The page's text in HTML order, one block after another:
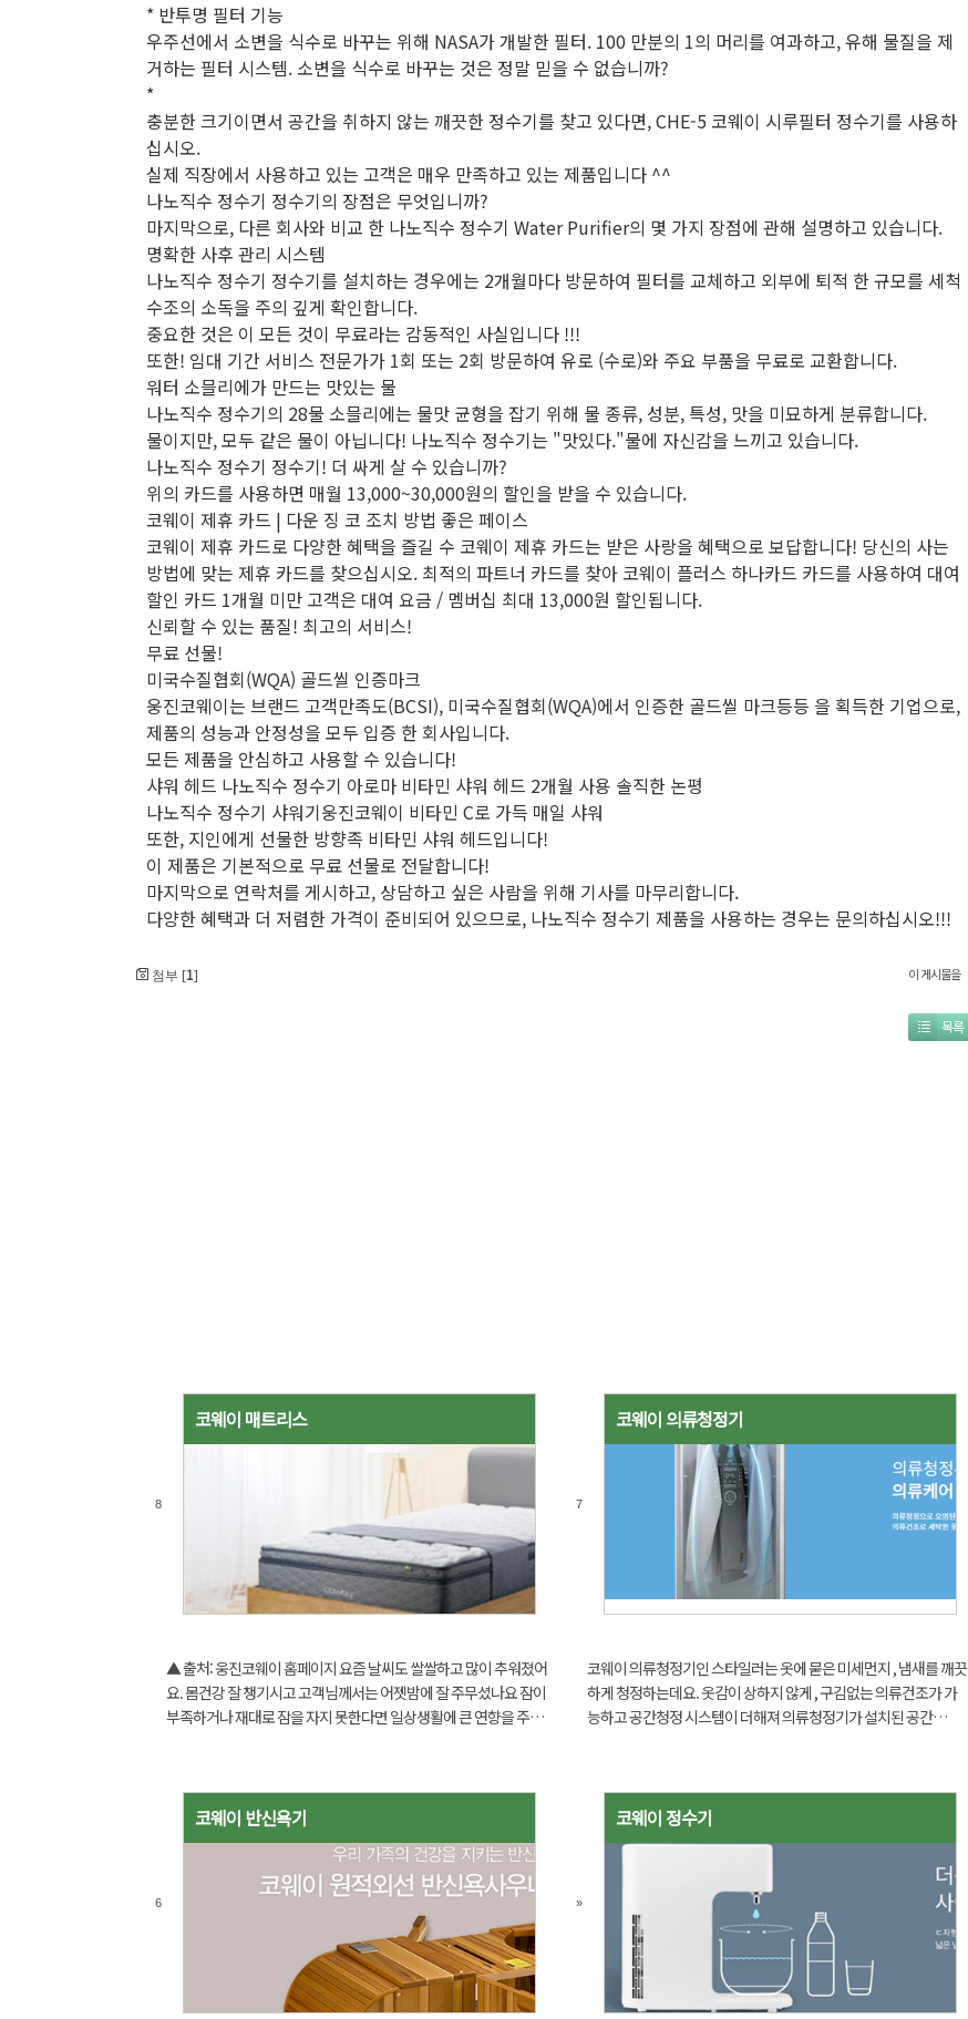
* 반투명 필터 기능
우주선에서 소변을 식수로 바꾸는 위해 NASA가 개발한 필터. 100 만분의 1의 머리를 여과하고, 유해 물질을 제
거하는 필터 시스템. 소변을 식수로 바꾸는 것은 정말 믿을 수 없습니까?
*
충분한 크기이면서 공간을 취하지 않는 깨끗한 정수기를 찾고 있다면, CHE-5 코웨이 시루필터 정수기를 사용하
십시오.
실제 직장에서 사용하고 있는 고객은 매우 만족하고 있는 제품입니다 ^^
나노직수 정수기 정수기의 장점은 무엇입니까?
마지막으로, 다른 회사와 비교 한 나노직수 정수기 Water Purifier의 몇 가지 장점에 관해 설명하고 있습니다.
명확한 사후 관리 시스템
나노직수 정수기 정수기를 설치하는 경우에는 2개월마다 방문하여 필터를 교체하고 외부에 퇴적 한 규모를 세척
수조의 소독을 주의 깊게 확인합니다.
중요한 것은 이 모든 것이 무료라는 감동적인 사실입니다 !!!
또한! 임대 기간 서비스 전문가가 1회 또는 2회 방문하여 유로 (수로)와 주요 부품을 무료로 교환합니다.
워터 소믈리에가 만드는 맛있는 물
나노직수 정수기의 28물 소믈리에는 물맛 균형을 잡기 위해 물 종류, 성분, 특성, 맛을 미묘하게 분류합니다.
물이지만, 모두 같은 물이 아닙니다! 나노직수 정수기는 "맛있다."물에 자신감을 느끼고 있습니다.
나노직수 정수기 정수기! 더 싸게 살 수 있습니까?
위의 카드를 사용하면 매월 13,000~30,000원의 할인을 받을 수 있습니다.
코웨이 제휴 카드 | 다운 징 코 조치 방법 좋은 페이스
코웨이 제휴 카드로 다양한 혜택을 즐길 수 코웨이 제휴 카드는 받은 사랑을 혜택으로 보답합니다! 당신의 사는
방법에 맞는 제휴 카드를 찾으십시오. 최적의 파트너 카드를 찾아 코웨이 플러스 하나카드 카드를 사용하여 대여
할인 카드 1개월 미만 고객은 대여 요금 / 멤버십 최대 13,000원 할인됩니다.
신뢰할 수 있는 품질! 최고의 서비스!
무료 선물!
미국수질협회(WQA) 골드씰 인증마크
웅진코웨이는 브랜드 고객만족도(BCSI), 미국수질협회(WQA)에서 인증한 골드씰 마크등등 을 획득한 기업으로,
제품의 성능과 안정성을 모두 입증 한 회사입니다.
모든 제품을 안심하고 사용할 수 있습니다!
샤워 헤드 나노직수 정수기 아로마 비타민 샤워 헤드 2개월 사용 솔직한 논평
나노직수 정수기 샤워기웅진코웨이 비타민 C로 가득 매일 샤워
또한, 지인에게 선물한 방향족 비타민 샤워 헤드입니다!
이 제품은 기본적으로 무료 선물로 전달합니다!
마지막으로 연락처를 게시하고, 상담하고 싶은 사람을 위해 기사를 마무리합니다.
다양한 혜택과 더 저렴한 가격이 준비되어 있으므로, 나노직수 정수기 제품을 사용하는 경우는 문의하십시오!!!
첨부 [1] 이 게시물을
목록
8
코웨이 매트리스
▲ 출처: 웅진코웨이 홈페이지 요즘 날씨도 쌀쌀하고 많이 추워졌어
요. 몸건강 잘 챙기시고 고객님께서는 어젯밤에 잘 주무셨나요 잠이
부족하거나 재대로 잠을 자지 못한다면 일상생활에 큰 연향을 주고
7
코웨이 의류청정기
코웨이 의류청정기인 스타일러는 옷에 묻은 미세먼지 , 냄새를 깨끗
하게 청정하는데요. 옷감이 상하지 않게 , 구김없는 의류건조가 가
능하고 공간청정 시스템이 더해져 의류청정기가 설치된 공간
6
코웨이 반신욕기
»
코웨이 정수기